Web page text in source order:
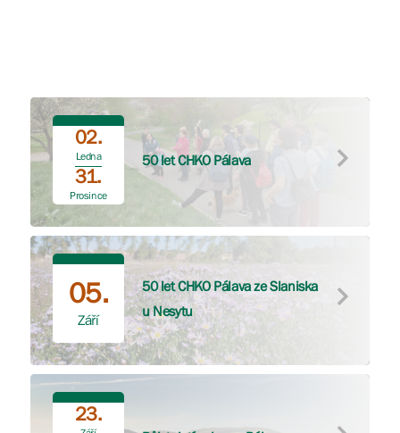
02.
Ledna
31.
Prosince
50 let CHKO Pálava
05.
Září
50 let CHKO Pálava ze Slaniska
u Nesytu
23.